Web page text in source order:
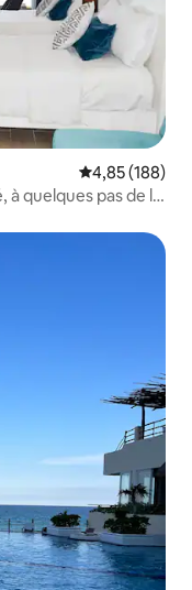
Évaluation
4,85 (188)
à quelques pas de la